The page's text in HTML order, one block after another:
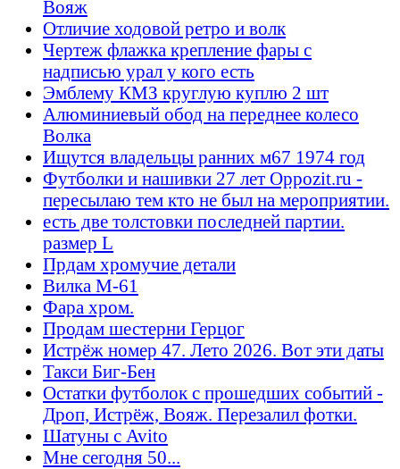
Вояж
Отличие ходовой ретро и волк
Чертеж флажка крепление фары с
надписью урал у кого есть
Эмблему КМЗ круглую куплю 2 шт
Алюминиевый обод на переднее колесо
Волка
Ищутся владельцы ранних м67 1974 год
Футболки и нашивки 27 лет Oppozit.ru -
пересылаю тем кто не был на мероприятии.
есть две толстовки последней партии.
размер L
Прдам хромучие детали
Вилка М-61
Фара хром.
Продам шестерни Герцог
Истрёж номер 47. Лето 2026. Вот эти даты
Такси Биг-Бен
Остатки футболок с прошедших событий -
Дроп, Истрёж, Вояж. Перезалил фотки.
Шатуны с Avito
Мне сегодня 50...